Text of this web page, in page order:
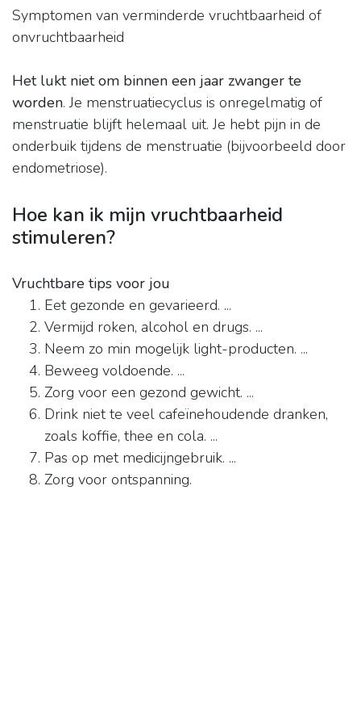
Symptomen van verminderde vruchtbaarheid of
onvruchtbaarheid
Het lukt niet om binnen een jaar zwanger te
worden. Je menstruatiecyclus is onregelmatig of
menstruatie blijft helemaal uit. Je hebt pijn in de
onderbuik tijdens de menstruatie (bijvoorbeeld door
endometriose).
Hoe kan ik mijn vruchtbaarheid
stimuleren?
Vruchtbare tips voor jou
Eet gezonde en gevarieerd. ...
Vermijd roken, alcohol en drugs. ...
Neem zo min mogelijk light-producten. ...
Beweeg voldoende. ...
Zorg voor een gezond gewicht. ...
Drink niet te veel cafeïnehoudende dranken,
zoals koffie, thee en cola. ...
Pas op met medicijngebruik. ...
Zorg voor ontspanning.